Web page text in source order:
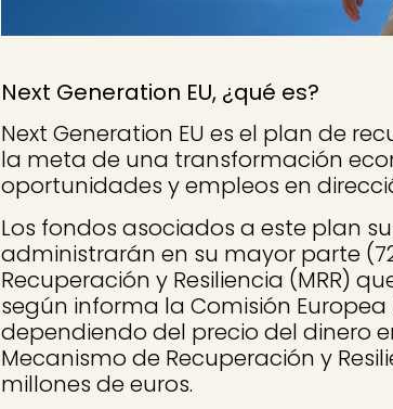
Next Generation EU, ¿qué es?
Next Generation EU es el plan de
la meta de una transformación
oportunidades y empleos en
Los fondos asociados a este plan
administrarán en su mayor parte
Recuperación y Resiliencia (MRR)
según informa la Comisión
dependiendo del precio del dinero
Mecanismo de Recuperación y
millones de euros.